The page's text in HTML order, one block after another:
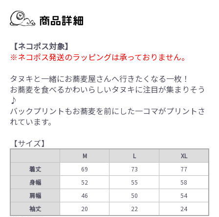
【ネコポス対象】
※ネコポス発送のラッピングは承っておりません。
タヌキと一緒にお蕎麦屋さんへ行きたくなる一枚！
お蕎麦を食べるかわいらしいタヌキに注目が集まりそう
♪
バックプリントもお蕎麦を前にした一コマがプリントさ
れています。
【サイズ】
M L
XL
着丈
69 73
77
身幅
52 55
58
肩幅
46 50
54
袖丈
20 22 24